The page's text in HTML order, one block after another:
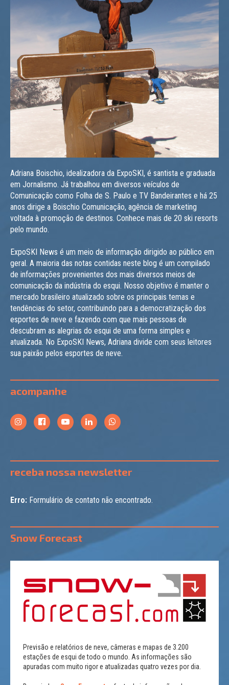
Adriana Boischio, idealizadora da ExpoSKI, é santista e graduada
em Jornalismo. Já trabalhou em diversos veículos de
Comunicação como Folha de S. Paulo e TV Bandeirantes e há 25
anos dirige a Boischio Comunicação, agência de marketing
voltada à promoção de destinos. Conhece mais de 20 ski resorts
pelo mundo.
ExpoSKI News é um meio de informação dirigido ao público em
geral. A maioria das notas contidas neste blog é um compilado
de informações provenientes dos mais diversos meios de
comunicação da indústria do esqui. Nosso objetivo é manter o
mercado brasileiro atualizado sobre os principais temas e
tendências do setor, contribuindo para a democratização dos
esportes de neve e fazendo com que mais pessoas de
descubram as alegrias do esqui de uma forma simples e
atualizada. No ExpoSKI News, Adriana divide com seus leitores
sua paixão pelos esportes de neve.
acompanhe
receba nossa newsletter
Erro: Formulário de contato não encontrado.
Snow Forecast
Previsão e relatórios de neve, câmeras e mapas de 3.200
estações de esqui de todo o mundo. As informações são
apuradas com muito rigor e atualizadas quatro vezes por dia.